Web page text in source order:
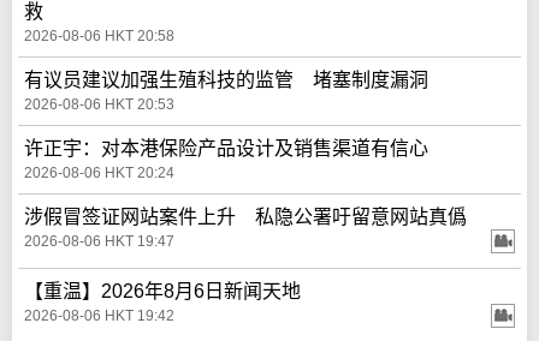
救
2026-08-06 HKT 20:58
有议员建议加强生殖科技的监管 堵塞制度漏洞
2026-08-06 HKT 20:53
许正宇：对本港保险产品设计及销售渠道有信心
2026-08-06 HKT 20:24
涉假冒签证网站案件上升 私隐公署吁留意网站真僞
2026-08-06 HKT 19:47
【重温】2026年8月6日新闻天地
2026-08-06 HKT 19:42